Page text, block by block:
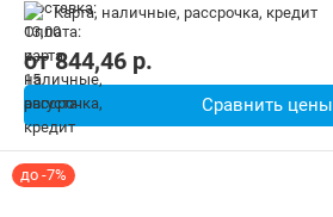
карта, наличные, рассрочка, кредит
от844,46 p.
Сравнить цены
до -7%